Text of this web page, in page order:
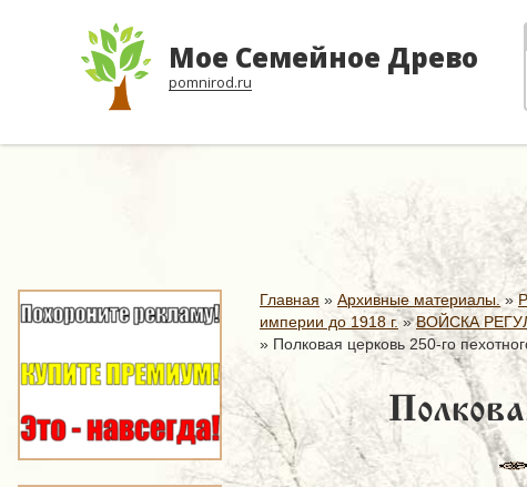
Мое Семейное Древо
pomnirod.ru
Главная » Архивные материалы. »
империи до 1918 г.»ВОЙСКА
» Полковая церковь 250-го